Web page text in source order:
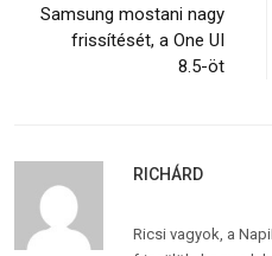
Samsung mostani nagy
frissítését, a One UI
8.5-öt
RICHÁRD
Ricsi vagyok, a